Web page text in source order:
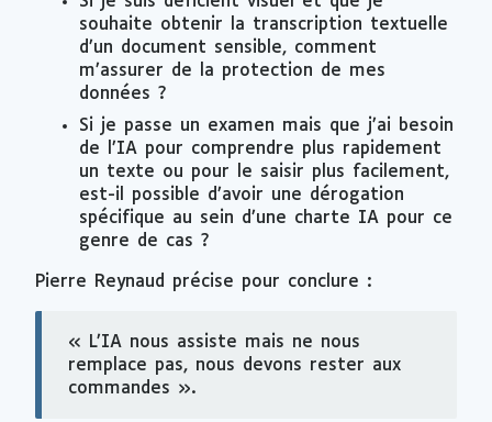
souhaite obtenir la transcription textuelle
d’un document sensible, comment
m’assurer de la protection de mes
données ?
Si je passe un examen mais que j’ai besoin
de l’IA pour comprendre plus rapidement
un texte ou pour le saisir plus facilement,
est-il possible d’avoir une dérogation
spécifique au sein d’une charte IA pour ce
genre de cas ?
Pierre Reynaud précise pour conclure :
« L’IA nous assiste mais ne nous
remplace pas, nous devons rester aux
commandes ».